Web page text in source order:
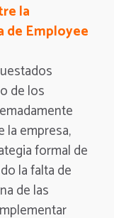
la
de Employee
de los
la empresa,
formal de
la falta de
de las